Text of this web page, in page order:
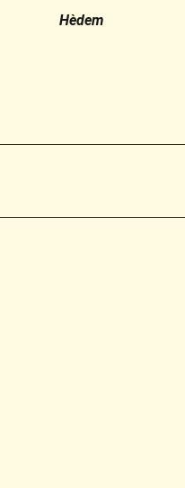
Hèdem